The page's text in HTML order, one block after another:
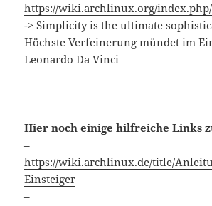
https://wiki.archlinux.org/index.php/
-> Simplicity is the ultimate
Höchste Verfeinerung mündet im
Leonardo Da Vinci
Hier noch einige hilfreiche Links
–
https://wiki.archlinux.de/title/
Einsteiger
–